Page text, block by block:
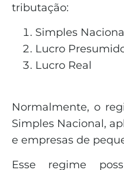
tributação:
Simples
Lucro
Lucro Real
Normalmente, o
Simples Nacional,
e empresas de
Esse regime